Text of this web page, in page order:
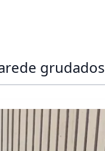
grudados